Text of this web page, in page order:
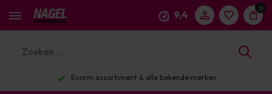
9,4
0
Enorm assortiment & alle bekende merken